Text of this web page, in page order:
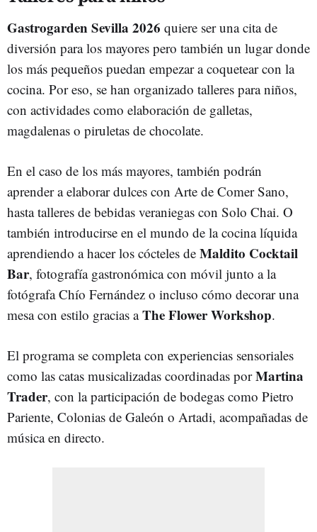
Gastrogarden Sevilla 2026 quiere ser una cita de
diversión para los mayores pero también un lugar donde
los más pequeños puedan empezar a coquetear con la
cocina. Por eso, se han organizado talleres para niños,
con actividades como elaboración de galletas,
magdalenas o piruletas de chocolate.
En el caso de los más mayores, también podrán
aprender a elaborar dulces con Arte de Comer Sano,
hasta talleres de bebidas veraniegas con Solo Chai. O
también introducirse en el mundo de la cocina líquida
aprendiendo a hacer los cócteles de Maldito Cocktail
Bar, fotografía gastronómica con móvil junto a la
fotógrafa Chío Fernández o incluso cómo decorar una
mesa con estilo gracias aThe Flower Workshop.
El programa se completa con experiencias sensoriales
como las catas musicalizadas coordinadas porMartina
Trader, con la participación de bodegas como Pietro
Pariente, Colonias de Galeón o Artadi, acompañadas de
música en directo.